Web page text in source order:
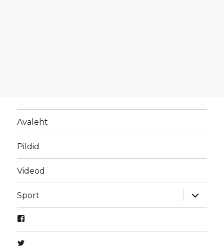
Avaleht
Pildid
Videod
Sport
laienda